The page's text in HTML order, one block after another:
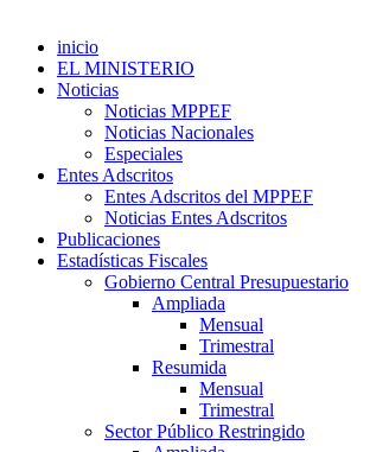
inicio
EL MINISTERIO
Noticias
Noticias MPPEF
Noticias Nacionales
Especiales
Entes Adscritos
Entes Adscritos del MPPEF
Noticias Entes Adscritos
Publicaciones
Estadísticas Fiscales
Gobierno Central Presupuestario
Ampliada
Mensual
Trimestral
Resumida
Mensual
Trimestral
Sector Público Restringido